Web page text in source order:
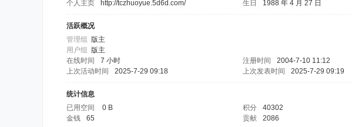
个人主页 http://tczhuoyue.5d6d.com/ 生日 1988 年 4 月 27 日
活跃概况
管理组 版主
用户组 版主
在线时间
7 小时 注册时间 2004-7-10 11:12
上次活动时间
2025-7-29 09:18 上次发表时间 2025-7-29 09:19
统计信息
已用空间
0 B 积分 40302
金钱
65 贡献 2086